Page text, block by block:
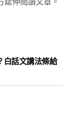
延伸閱讀文章。
白話文講法條給